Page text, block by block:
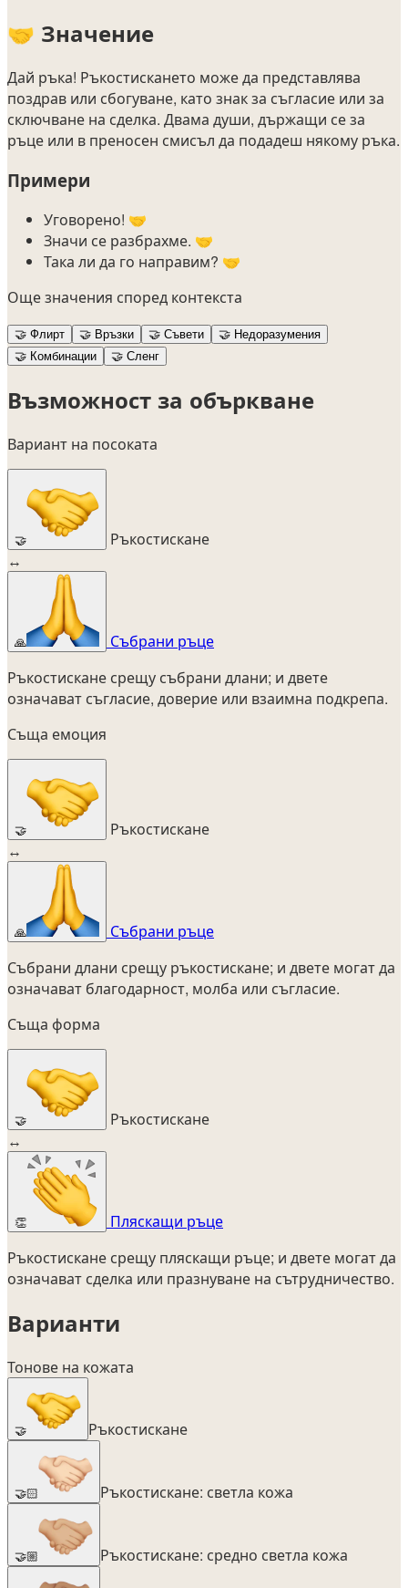
🤝 Значение
Дай ръка! Ръкостискането може да представлява
поздрав или сбогуване, като знак за съгласие или за
сключване на сделка. Двама души, държащи се за
ръце или в преносен смисъл да подадеш някому ръка.
Примери
Уговорено! 🤝
Значи се разбрахме. 🤝
Така ли да го направим? 🤝
Още значения според контекста
🤝 Флирт 🤝 Връзки 🤝 Съвети 🤝 Недоразумения
🤝 Комбинации 🤝 Сленг
Възможност за объркване
Вариант на посоката
🤝
Ръкостискане
↔
🙏
Събрани ръце
Ръкостискане срещу събрани длани; и двете
означават съгласие, доверие или взаимна подкрепа.
Съща емоция
🤝
Ръкостискане
↔
🙏
Събрани ръце
Събрани длани срещу ръкостискане; и двете могат да
означават благодарност, молба или съгласие.
Съща форма
🤝
Ръкостискане
↔
👏
Пляскащи ръце
Ръкостискане срещу пляскащи ръце; и двете могат да
означават сделка или празнуване на сътрудничество.
Варианти
Тонове на кожата
🤝 Ръкостискане
🤝🏻 Ръкостискане: светла кожа
🤝🏼 Ръкостискане: средно светла кожа